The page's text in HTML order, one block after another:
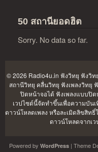
50 สถานียอดฮิต
Sorry. No data so far.
© 2026 Radio4u.in ฟังวิทยุ ฟังวิท
สถานีวิทยุ คลื่นวิทยุ ฟังเพลงวิทยุ
ปิดหน้าจอได้ ฟังเพลงแบบปิด
เวปไซต์นี้จัดทำขึ้นเพื่อความบัน
ดาวน์โหลดเพลง หรือละเมิดลิขสิท
ดาวน์โหลดจากเ
Powered by WordPress | Theme